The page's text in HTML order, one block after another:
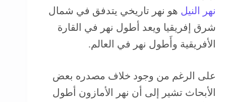
نهر النيل هو نهر تاريخي يتدفق في شمال
شرق إفريقيا ويعد أطول نهر في القارة
الأفريقية وأَطول نهر في العالم.
على الرغم من وجود خلاف مصدره بعض
الأبحاث تشير إلى أن نهر الأمازون أطول